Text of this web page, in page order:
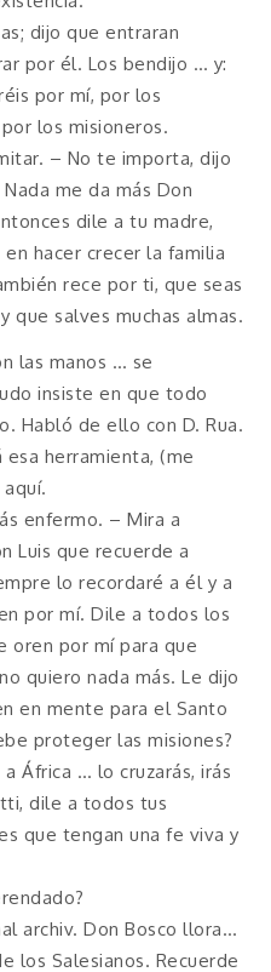
dijo que entraran
por él. Los bendijo … y:
por mí, por los
los misioneros.
– No te importa, dijo
me da más Don
dile a tu madre,
hacer crecer la familia
rece por ti, que seas
que salves muchas almas.
las manos … se
insiste en que todo
Habló de ello con D. Rua.
herramienta, (me
enfermo. – Mira a
Luis que recuerde a
lo recordaré a él y a
por mí. Dile a todos los
oren por mí para que
quiero nada más. Le dijo
en mente para el Santo
proteger las misiones?
África … lo cruzarás, irás
dile a todos tus
que tengan una fe viva y
archiv. Don Bosco llora…
los Salesianos. Recuerde